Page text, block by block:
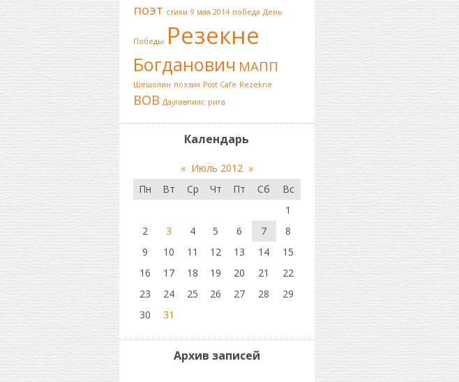
поэт стихи 9 мая 2014 победа День
Победы Резекне
Богданович МАПП
Шешолин поэзия Post Cafe Rezekne
ВОВ Даугавпилс рига
Календарь
« Июль 2012 »
Пн
Вт Ср Чт Пт Сб
Вс
1
2
3 4 5 6 7
8
9
10 11 12 13 14
15
16
17 18 19 20 21
22
23
24 25 26 27 28
29
30
31
Архив записей